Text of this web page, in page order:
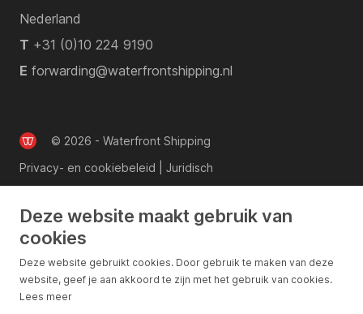
Nederland
T +31 (0)10 224 9190
E forwarding@waterfrontshipping.nl
© 2026 - Waterfront Shipping
Privacy- en cookiebeleid
Juridisch
Deze website maakt gebruik van
cookies
Deze website gebruikt cookies. Door gebruik te maken van deze
website, geef je aan akkoord te zijn met het gebruik van cookies.
Lees meer